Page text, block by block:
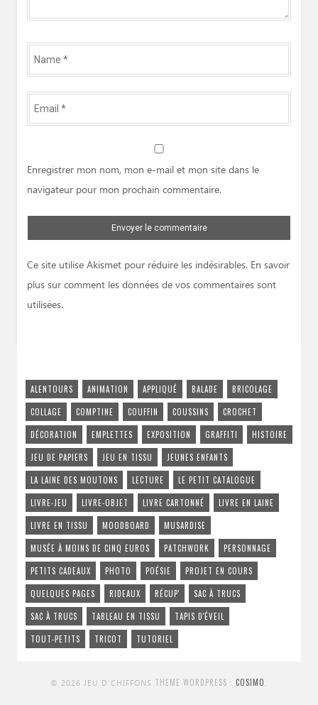
Name
*
Email
*
Enregistrer mon nom, mon e-mail et mon site dans le
navigateur pour mon prochain commentaire.
Ce site utilise Akismet pour réduire les indésirables. En savoir
plus sur comment les données de vos commentaires sont
utilisées.
ALENTOURS ANIMATION APPLIQUÉ BALADE
BRICOLAGE
COLLAGE
COMPTINE COUFFIN COUSSINS
CROCHET
DÉCORATION
EMPLETTES EXPOSITION GRAFFITI
HISTOIRE
JEU DE PAPIERS
JEU EN TISSU
JEUNES ENFANTS
LA LAINE DES MOUTONS
LECTURE
LE PETIT CATALOGUE
LIVRE-JEU
LIVRE-OBJET LIVRE CARTONNÉ
LIVRE EN LAINE
LIVRE EN TISSU
MOODBOARD
MUSARDISE
MUSÉE À MOINS DE CINQ EUROS
PATCHWORK
PERSONNAGE
PETITS CADEAUX
PHOTO POÉSIE
PROJET EN COURS
QUELQUES PAGES
RIDEAUX RÉCUP'
SAC À TRUCS
SAC À TRUCS
TABLEAU EN TISSU
TAPIS D'ÉVEIL
TOUT-PETITS
TRICOT TUTORIEL
© 2026 JEU D'CHIFFONS THEME WORDPRESS : COSIMO